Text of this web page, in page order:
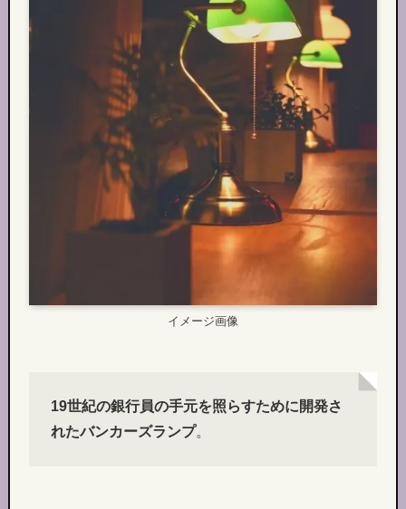
イメージ画像
19世紀の銀行員の手元を照らすために開発さ
れたバンカーズランプ。